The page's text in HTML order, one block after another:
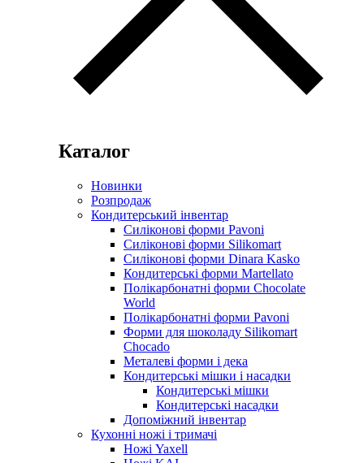
Каталог
Новинки
Розпродаж
Кондитерський інвентар
Силіконові форми Pavoni
Силіконові форми Silikomart
Силіконові форми Dinara Kasko
Кондитерські форми Martellato
Полікарбонатні форми Chocolate
World
Полікарбонатні форми Pavoni
Форми для шоколаду Silikomart
Chocado
Металеві форми і дека
Кондитерські мішки і насадки
Кондитерські мішки
Кондитерські насадки
Допоміжний інвентар
Кухонні ножі і тримачі
Ножі Yaxell